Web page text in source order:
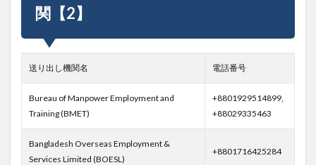
関【2】
送り出し機関名 電話番号
Bureau of Manpower Employment and
Training (BMET)
+8801929514899,
+88029335463
Bangladesh Overseas Employment &
Services Limited (BOESL)
+8801716425284